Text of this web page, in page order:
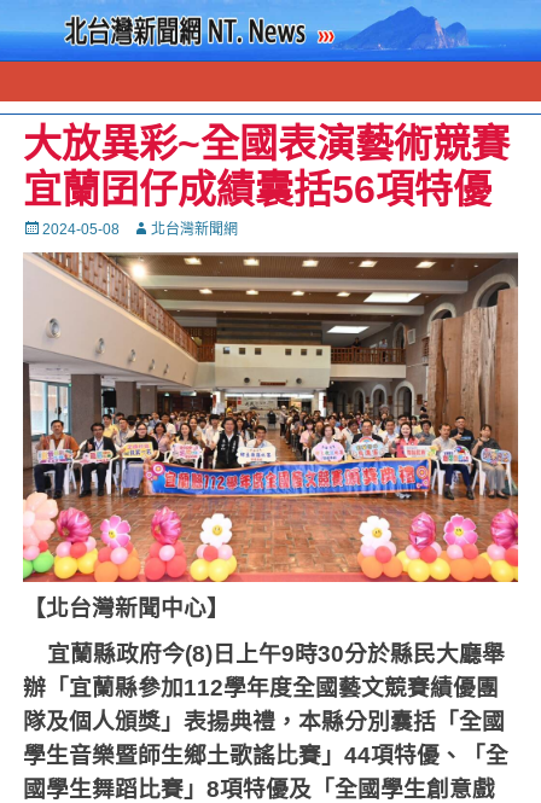
大放異彩~全國表演藝術競賽
宜蘭囝仔成績囊括56項特優
Posted
on
2024-05-08 Autor北台灣新聞網
【北台灣新聞中心】
宜蘭縣政府今(8) 日上午9時30分於縣民大廳舉
辦「宜蘭縣參加112學年度全國藝文競賽績優團
隊及個人頒獎」表揚典禮，本縣分別囊括「全國
學生音樂暨師生鄉土歌謠比賽」44項特優、「全
國學生舞蹈比賽」8項特優及「全國學生創意戲